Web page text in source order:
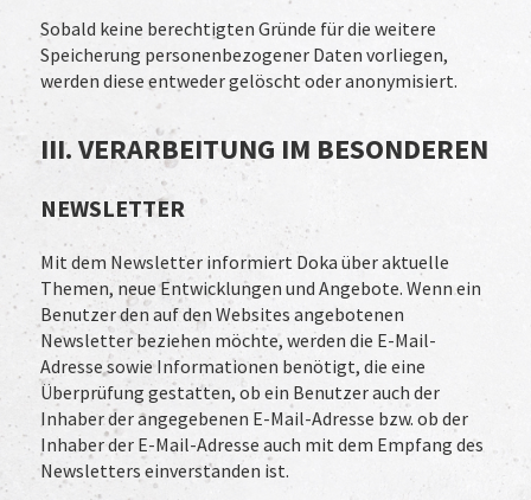
Sobald keine berechtigten Gründe für die weitere
Speicherung personenbezogener Daten vorliegen,
werden diese entweder gelöscht oder anonymisiert.
III. VERARBEITUNG IM BESONDEREN
NEWSLETTER
Mit dem Newsletter informiert Doka über aktuelle
Themen, neue Entwicklungen und Angebote. Wenn ein
Benutzer den auf den Websites angebotenen
Newsletter beziehen möchte, werden die E-Mail-
Adresse sowie Informationen benötigt, die eine
Überprüfung gestatten, ob ein Benutzer auch der
Inhaber der angegebenen E-Mail-Adresse bzw. ob der
Inhaber der E-Mail-Adresse auch mit dem Empfang des
Newsletters einverstanden ist.